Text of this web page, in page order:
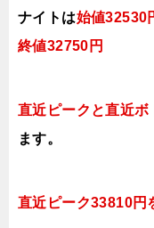
ナイトは始値32530
終値32750 円
直近ピークと直近ボ
ます。
直近ピーク33810円